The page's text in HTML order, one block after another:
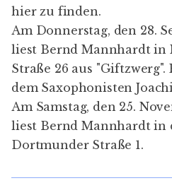
hierzu finden.
Am Donnerstag, den 28.
liest Bernd Mannhardt in
Straße 26 aus
dem Saxophonisten
Am Samstag, den 25.
liest Bernd Mannhardt in
Dortmunder Straße 1.